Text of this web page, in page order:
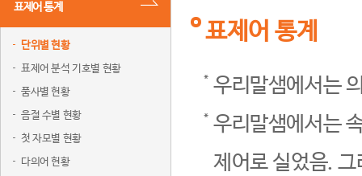
표제어 통계
단위별 현황
표제어 분석 기호별 현황
품사별 현황
음절 수별 현황
첫 자모별 현황
다의어 현황
표제어 통계
우리말샘에서는
우리말샘에서는
제어로 실었음.